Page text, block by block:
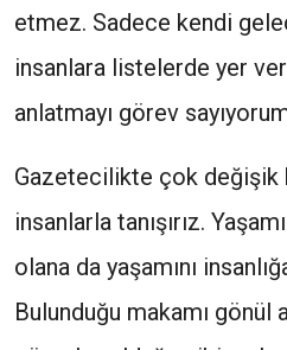
etmez. Sadece kendi
insanlara listelerde yer
anlatmayı görev
Gazetecilikte çok değişik
insanlarla tanışırız.
olana da yaşamını
Bulunduğu makamı gönül